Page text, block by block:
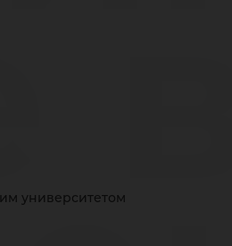
университетом